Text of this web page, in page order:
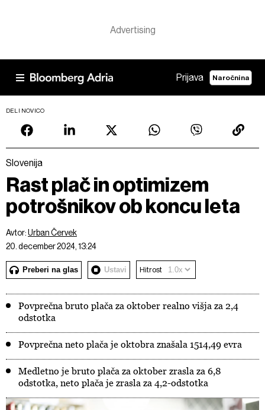
Prijava Naročnina
DELI NOVICO
Slovenija
Rast plač in optimizem
potrošnikov ob koncu leta
Avtor:Urban Červek
20. december 2024, 13:24
Preberi na glas Ustavi Hitrost
Povprečna bruto plača za oktober realno višja za 2,4
odstotka
Povprečna neto plača je oktobra znašala 1514,49 evra
Medletno je bruto plača za oktober zrasla za 6,8
odstotka, neto plača je zrasla za 4,2-odstotka